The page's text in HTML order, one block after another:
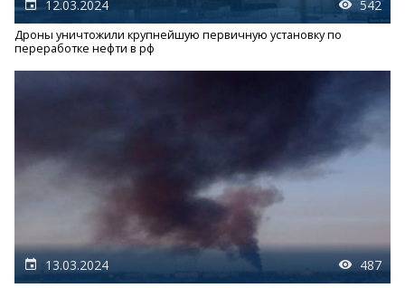
12.03.2024 542
Дроны уничтожили крупнейшую первичную установку по
переработке нефти в рф
13.03.2024 487